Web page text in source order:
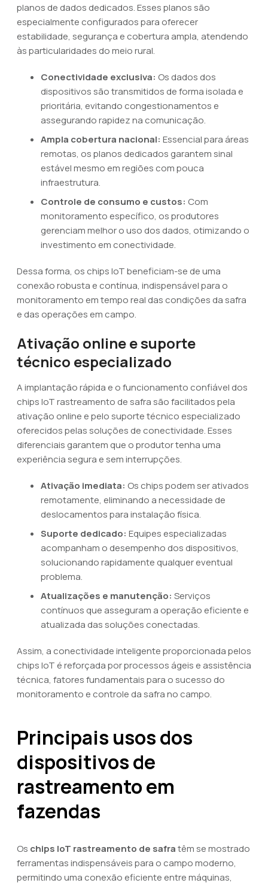
planos de dados dedicados. Esses planos são
especialmente configurados para oferecer
estabilidade, segurança e cobertura ampla, atendendo
às particularidades do meio rural.
Conectividade exclusiva: Os dados dos
dispositivos são transmitidos de forma isolada e
prioritária, evitando congestionamentos e
assegurando rapidez na comunicação.
Ampla cobertura nacional: Essencial para áreas
remotas, os planos dedicados garantem sinal
estável mesmo em regiões com pouca
infraestrutura.
Controle de consumo e custos: Com
monitoramento específico, os produtores
gerenciam melhor o uso dos dados, otimizando o
investimento em conectividade.
Dessa forma, os chips IoT beneficiam-se de uma
conexão robusta e contínua, indispensável para o
monitoramento em tempo real das condições da safra
e das operações em campo.
Ativação online e suporte
técnico especializado
A implantação rápida e o funcionamento confiável dos
chips IoT rastreamento de safra são facilitados pela
ativação online e pelo suporte técnico especializado
oferecidos pelas soluções de conectividade. Esses
diferenciais garantem que o produtor tenha uma
experiência segura e sem interrupções.
Ativação imediata: Os chips podem ser ativados
remotamente, eliminando a necessidade de
deslocamentos para instalação física.
Suporte dedicado: Equipes especializadas
acompanham o desempenho dos dispositivos,
solucionando rapidamente qualquer eventual
problema.
Atualizações e manutenção: Serviços
contínuos que asseguram a operação eficiente e
atualizada das soluções conectadas.
Assim, a conectividade inteligente proporcionada pelos
chips IoT é reforçada por processos ágeis e assistência
técnica, fatores fundamentais para o sucesso do
monitoramento e controle da safra no campo.
Principais usos dos
dispositivos de
rastreamento em
fazendas
Os chips IoT rastreamento de safratêm se mostrado
ferramentas indispensáveis para o campo moderno,
permitindo uma conexão eficiente entre máquinas,